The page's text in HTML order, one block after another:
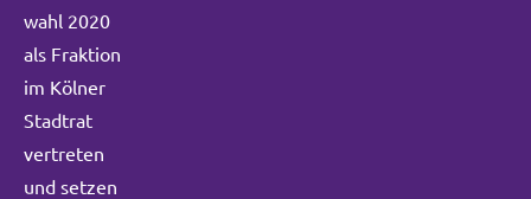
wahl 2020
als Fraktion
im Kölner
Stadtrat
vertreten
und setzen